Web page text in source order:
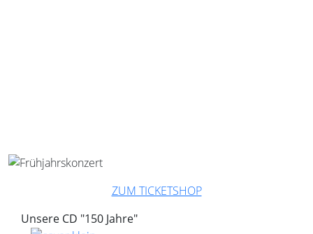
ZUM TICKETSHOP
Unsere CD "150 Jahre"